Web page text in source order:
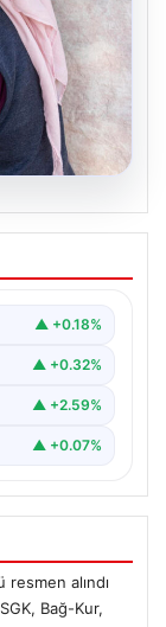
▲ +0.18%
▲ +0.32%
▲ +2.59%
▲ +0.07%
resmen alındı
Bağ-Kur,